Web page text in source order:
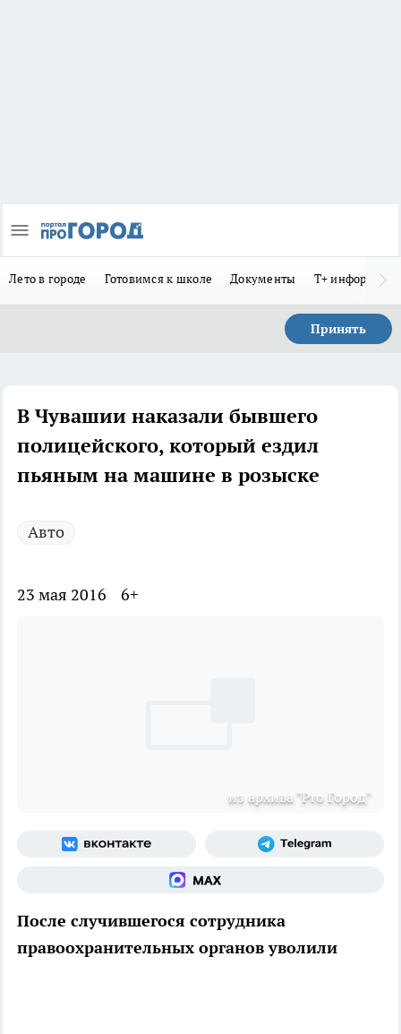
Лето в городе Готовимся к школе Документы Т+
Принять
В Чувашии наказали бывшего
полицейского, который ездил
пьяным на машине в розыске
Авто
23 мая 2016 6+
из архива "Pro Город"
После случившегося сотрудника
правоохранительных органов уволили